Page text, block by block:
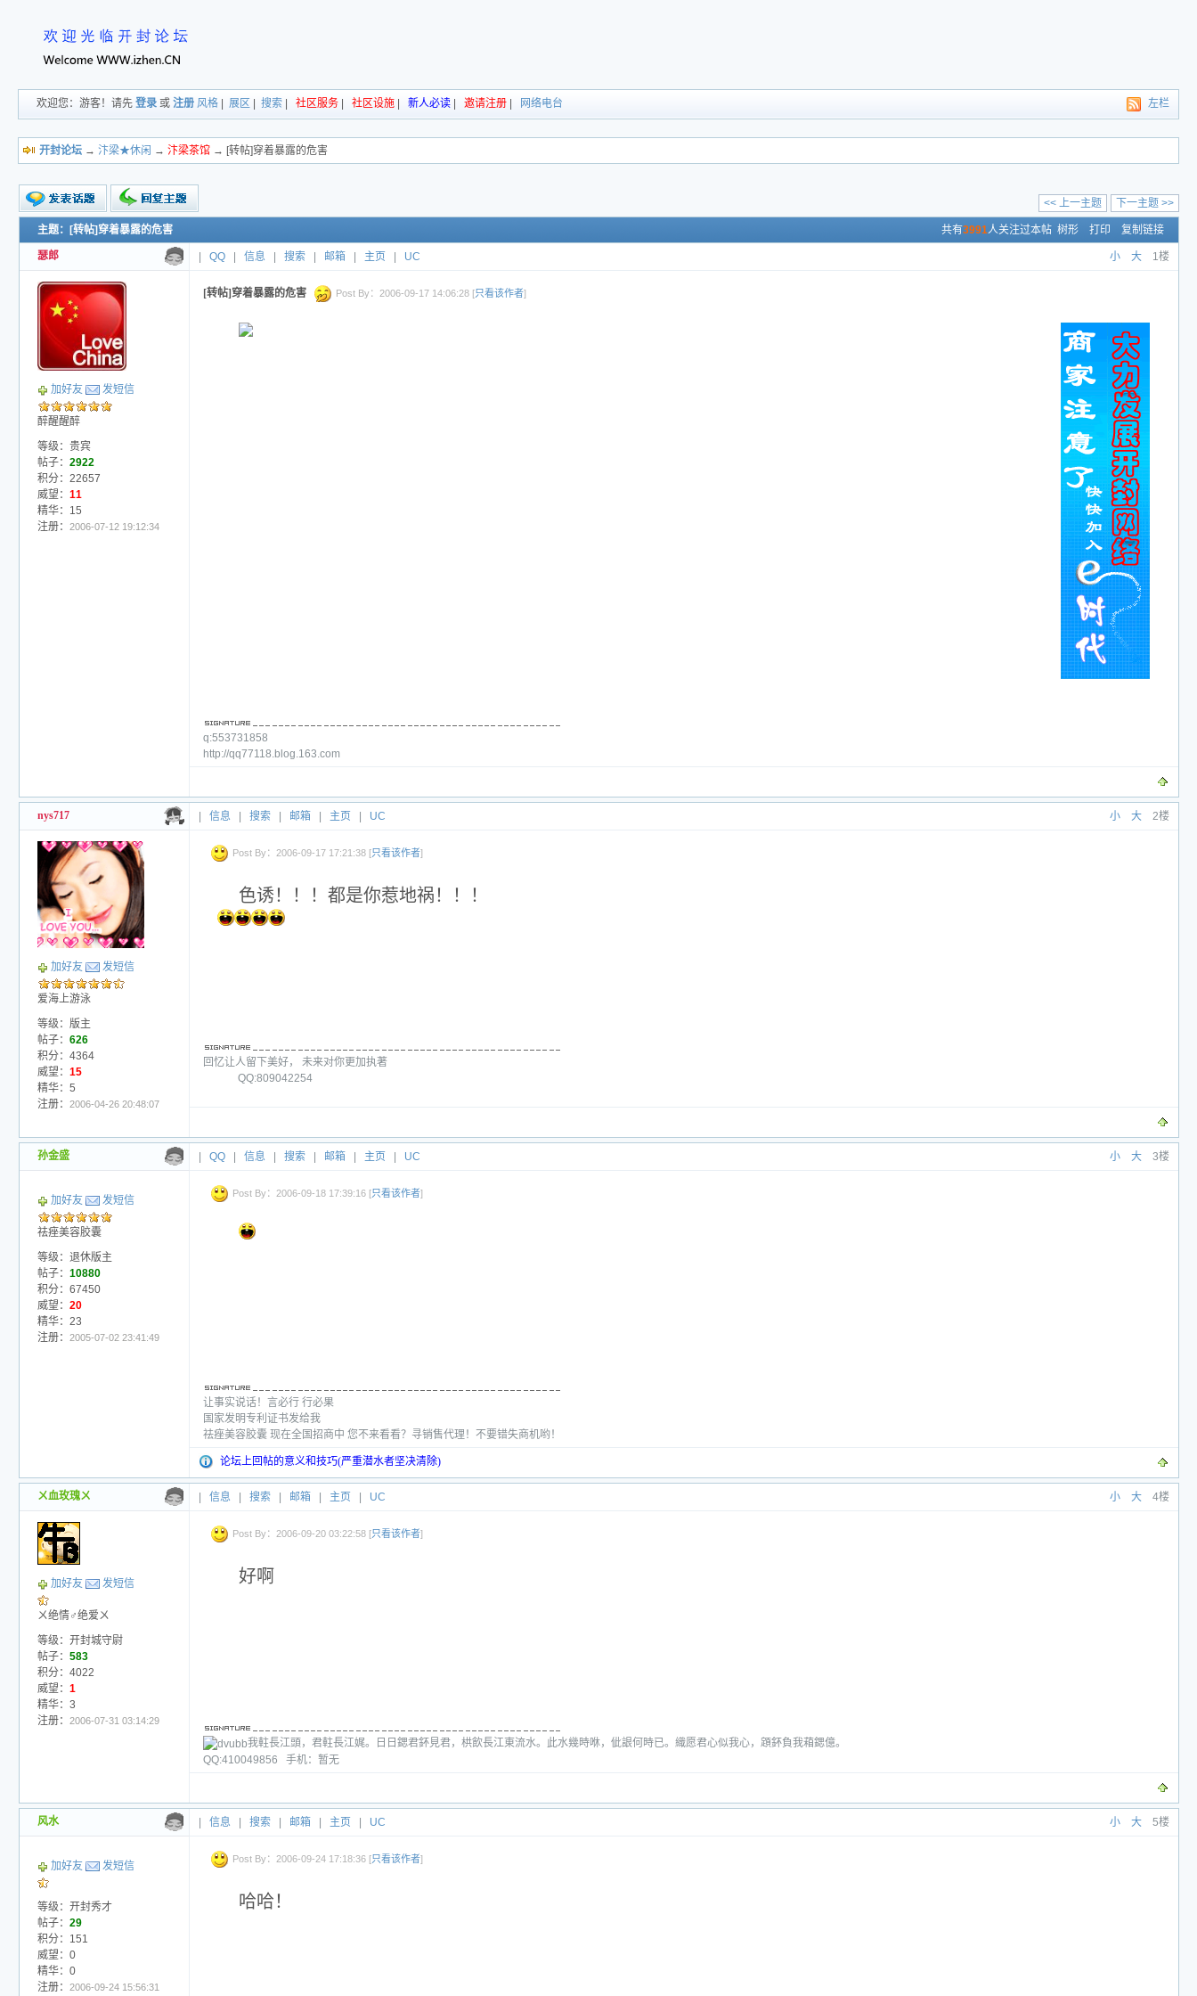
左栏
欢迎您：游客！请先登录 或注册 风格 |展区 |搜索 社区服务 社区设施 新人必读 邀请注册 网络电台
开封论坛 →汴梁★休闲 →汴梁茶馆 → [转帖]穿着暴露的危害
新的主题
投票帖
交易帖
小字报
下一主题 >>
<< 上一主题
共有3991人关注过本帖 树形 打印 复制链接
主题：[转帖]穿着暴露的危害
瑟郎 小 大 1楼
QQ 信息 搜索 邮箱 主页 UC
加好友 发短信
醉醒醒醉
等级：贵宾
帖子： 2922
积分：22657
威望： 11
精华：15
注册：
2006-07-12 19:12:34
[转帖]穿着暴露的危害 Post By：2006-09-17 14:06:28 [只看该作者]
q:553731858
http://qq77118.blog.163.com
nys717 小 大 2楼
信息 搜索 邮箱 主页 UC
加好友 发短信
爱海上游泳
等级：版主
帖子： 626
积分：4364
威望： 15
精华：5
注册：
2006-04-26 20:48:07
Post By：2006-09-17 17:21:38 [只看该作者]
色诱！！！都是你惹地祸！！！
回忆让人留下美好， 未来对你更加执著
QQ:809042254
孙金盛 小 大 3楼
QQ 信息 搜索 邮箱 主页 UC
加好友 发短信
祛痤美容胶囊
等级：退休版主
帖子： 10880
积分：67450
威望： 20
精华：23
注册：
2005-07-02 23:41:49
Post By：2006-09-18 17:39:16 [只看该作者]
让事实说话！言必行 行必果
国家发明专利证书发给我
祛痤美容胶囊 现在全国招商中 您不来看看？寻销售代理！不要错失商机哟！
论坛上回帖的意义和技巧(严重潜水者坚决清除)
ㄨ血玫瑰ㄨ 小 大 4楼
信息 搜索 邮箱 主页 UC
加好友 发短信
ㄨ绝情♂绝爱ㄨ
等级：开封城守尉
帖子： 583
积分：4022
威望： 1
精华：3
注册：
2006-07-31 03:14:29
Post By：2006-09-20 03:22:58 [只看该作者]
好啊
我軴長江頭，君軴長江娓。日日鍶君鈈見君，栱飲長江東流水。此水幾時咻，佌詪何時已。織愿君心似我心，顁鈈負我葙鍶億。
QQ:410049856 手机：暂无
风水 小 大 5楼
信息 搜索 邮箱 主页 UC
加好友 发短信
等级：开封秀才
帖子： 29
积分：151
威望：0
精华：0
注册：
2006-09-24 15:56:31
Post By：2006-09-24 17:18:36 [只看该作者]
哈哈！